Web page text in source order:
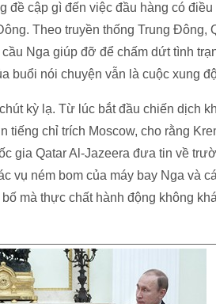
đề cập gì đến việc đầu hàng có
Theo truyền thống Trung Đông,
Nga giúp đỡ để chấm dứt tình
buổi nói chuyện vẫn là cuộc xung
kỳ lạ. Từ lúc bắt đầu chiến dịch
chỉ trích Moscow, cho rằng
gia Qatar Al-Jazeera đưa tin về
vụ ném bom của máy bay Nga và
mà thực chất hành động không